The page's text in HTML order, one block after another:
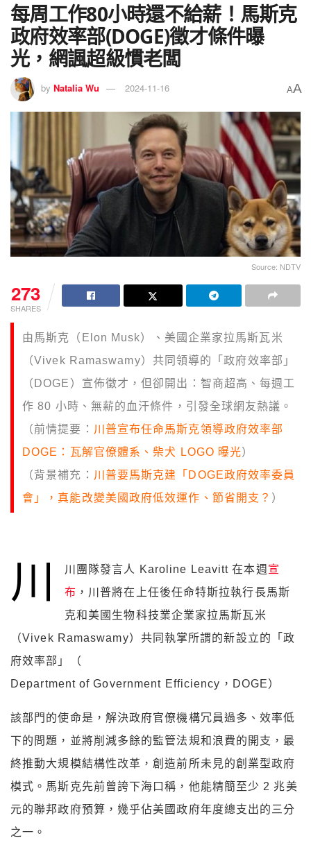
每周工作80小時還不給薪！馬斯克
政府效率部(DOGE)徵才條件曝
光，網諷超級慣老闆
by Natalia Wu 2024-11-16 AA
Source: NDTV
273
SHARES
由馬斯克（Elon Musk）、美國企業家拉馬斯瓦米
（Vivek Ramaswamy）共同領導的「政府效率部」
（DOGE）宣佈徵才，但卻開出：智商超高、每週工
作 80 小時、無薪的血汗條件，引發全球網友熱議。
（前情提要： 川普宣布任命馬斯克領導政府效率部
DOGE：瓦解官僚體系、柴犬 LOGO 曝光）
（背景補充： 川普要馬斯克建「DOGE政府效率委員
會」，真能改變美國政府低效運作、節省開支？ ）
川 川團隊發言人 Karoline Leavitt 在本週宣
布 ，川普將在上任後任命特斯拉執行長馬斯
克和美國生物科技業企業家拉馬斯瓦米
（Vivek Ramaswamy）共同執掌所謂的新設立的「政
府效率部」（
Department of Government Efficiency，DOGE）
該部門的使命是，解決政府官僚機構冗員過多、效率低
下的問題，並將削減多餘的監管法規和浪費的開支，最
終推動大規模結構性改革，創造前所未見的創業型政府
模式。馬斯克先前曾誇下海口稱，他能精簡至少 2 兆美
元的聯邦政府預算，幾乎佔美國政府年度總支出的三分
之一。